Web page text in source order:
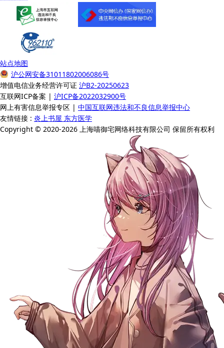
站点地图
沪公网安备31011802006086号
增值电信业务经营许可证 沪B2-20250623
互联网ICP备案 | 沪ICP备2022032900号
网上有害信息举报专区 | 中国互联网违法和不良信息举报中心
友情链接 : 炎上书屋 东方医学
Copyright © 2020-2026 上海喵御宅网络科技有限公司 保留所有权利